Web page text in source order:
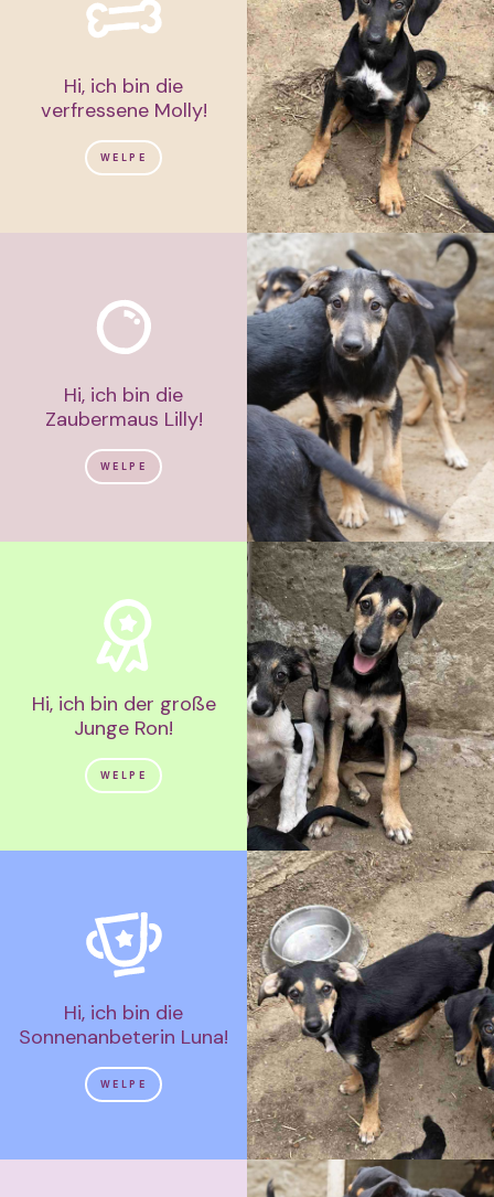
Hi, ich bin die
verfressene Molly!
WELPE
Hi, ich bin die
Zaubermaus Lilly!
WELPE
Hi, ich bin der große
Junge Ron!
WELPE
Hi, ich bin die
Sonnenanbeterin Luna!
WELPE